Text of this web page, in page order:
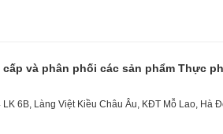
và phân phối các sản phẩm Thực
6B, Làng Việt Kiều Châu Âu, KĐT Mỗ Lao, Hà